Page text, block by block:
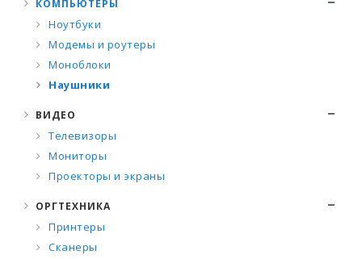
КОМПЬЮТЕРЫ
Ноутбуки
Модемы и роутеры
Моноблоки
Наушники
ВИДЕО
Телевизоры
Мониторы
Проекторы и экраны
ОРГТЕХНИКА
Принтеры
Сканеры